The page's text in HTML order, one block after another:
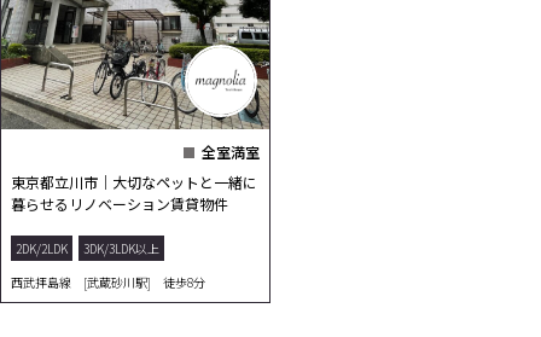
全室満室
東京都立川市｜大切なペットと一緒に
暮らせるリノベーション賃貸物件
2DK/2LDK
3DK/3LDK以上
西武拝島線 [武蔵砂川駅] 徒歩8分